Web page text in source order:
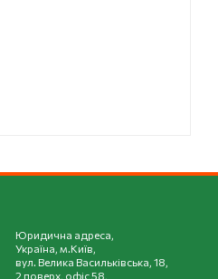
Юридична адреса,
Україна, м.Київ,
вул. Велика Васильківська, 18,
2 поверх, офіс 58,